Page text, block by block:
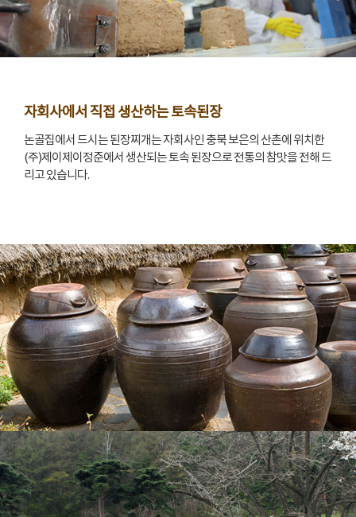
자회사에서 직접 생산하는 토속된장
논골집에서 드시는 된장찌개는 자회사인 충북 보은의 산촌에 위치한
(주)제이제이정준에서 생산되는 토속 된장으로 전통의 참맛을 전해 드
리고 있습니다.